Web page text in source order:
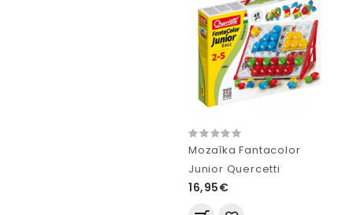
Mozaīka Fantacolor
Junior Quercetti
16,95€